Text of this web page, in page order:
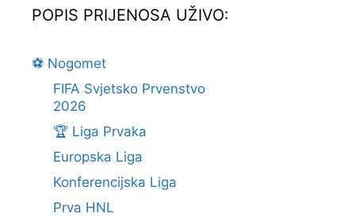
POPIS PRIJENOSA UŽIVO:
⚽ Nogomet
FIFA Svjetsko Prvenstvo
2026
🏆 Liga Prvaka
Europska Liga
Konferencijska Liga
Prva HNL